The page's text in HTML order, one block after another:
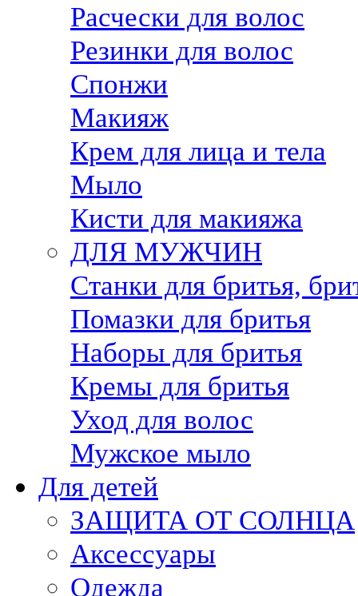
Расчески для волос
Резинки для волос
Спонжи
Макияж
Крем для лица и тела
Мыло
Кисти для макияжа
ДЛЯ МУЖЧИН
Станки для бритья,
Помазки для бритья
Наборы для бритья
Кремы для бритья
Уход для волос
Мужское мыло
Для детей
ЗАЩИТА ОТ СОЛНЦА
Аксессуары
Одежда